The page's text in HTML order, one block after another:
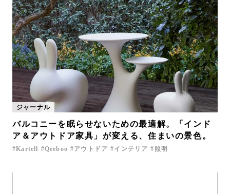
ジャーナルを読む
オンラインストア
お知らせ
カタログを見る
よくあるご質問
お問い合わせ
サポート
LANGUAGE :
EN
ジャーナル
バルコニーを眠らせないための最適解。「インド
ア＆アウトドア家具」が変える、住まいの景色。
Kartell Qeeboo アウトドア インテリア 照明